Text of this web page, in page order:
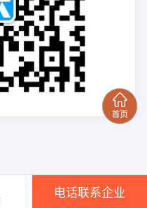
电话联系企业